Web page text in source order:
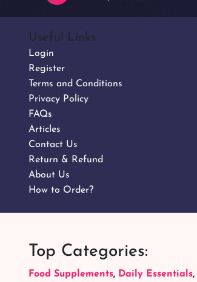
Useful Links
Login
Register
Terms and Conditions
Privacy Policy
FAQs
Articles
Contact Us
Return & Refund
About Us
How to Order?
Top Categories:
Food Supplements, Daily Essentials,